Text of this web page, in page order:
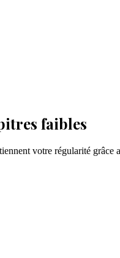
faibles
votre régularité grâce